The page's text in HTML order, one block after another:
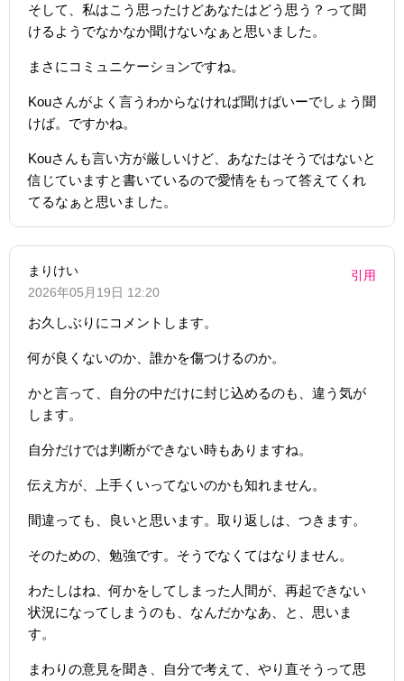
そして、私はこう思ったけどあなたはどう思う？って聞
けるようでなかなか聞けないなぁと思いました。
まさにコミュニケーションですね。
Kouさんがよく言うわからなければ聞けばいーでしょう聞
けば。ですかね。
Kouさんも言い方が厳しいけど、あなたはそうではないと
信じていますと書いているので愛情をもって答えてくれ
てるなぁと思いました。
まりけい
2026年05月19日 12:20
引用
お久しぶりにコメントします。
何が良くないのか、誰かを傷つけるのか。
かと言って、自分の中だけに封じ込めるのも、違う気が
します。
自分だけでは判断ができない時もありますね。
伝え方が、上手くいってないのかも知れません。
間違っても、良いと思います。取り返しは、つきます。
そのための、勉強です。そうでなくてはなりません。
わたしはね、何かをしてしまった人間が、再起できない
状況になってしまうのも、なんだかなあ、と、思いま
す。
まわりの意見を聞き、自分で考えて、やり直そうって思